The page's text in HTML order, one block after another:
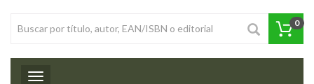
0
Toggle navigation